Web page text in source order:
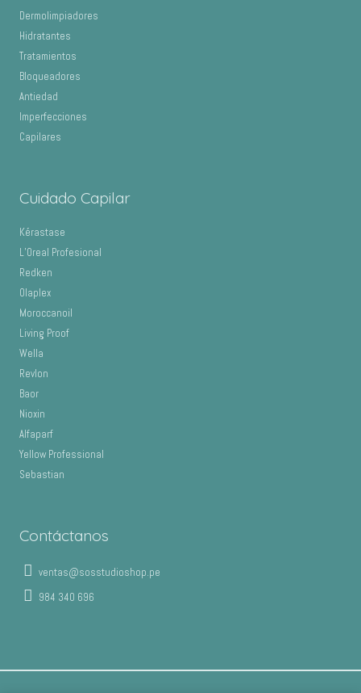
Dermolimpiadores
Hidratantes
Tratamientos
Bloqueadores
Antiedad
Imperfecciones
Capilares
Cuidado Capilar
Kérastase
L’Oreal Profesional
Redken
Olaplex
Moroccanoil
Living Proof
Wella
Revlon
Baor
Nioxin
Alfaparf
Yellow Professional
Sebastian
Contáctanos
ventas@sosstudioshop.pe
984 340 696